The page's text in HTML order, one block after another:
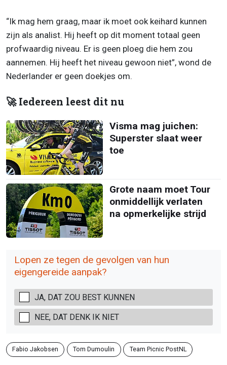
“Ik mag hem graag, maar ik moet ook keihard kunnen
zijn als analist. Hij heeft op dit moment totaal geen
profwaardig niveau. Er is geen ploeg die hem zou
aannemen. Hij heeft het niveau gewoon niet”, wond de
Nederlander er geen doekjes om.
🚀 Iedereen leest dit nu
Visma mag juichen:
Superster slaat weer
toe
Grote naam moet Tour
onmiddellijk verlaten
na opmerkelijke strijd
Lopen ze tegen de gevolgen van hun
eigengereide aanpak?
JA, DAT ZOU BEST KUNNEN
NEE, DAT DENK IK NIET
Fabio Jakobsen Tom Dumoulin Team Picnic PostNL